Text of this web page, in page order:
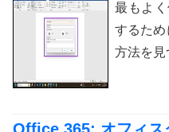
最もよ
するため
方法を見